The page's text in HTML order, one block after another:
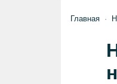
Главная